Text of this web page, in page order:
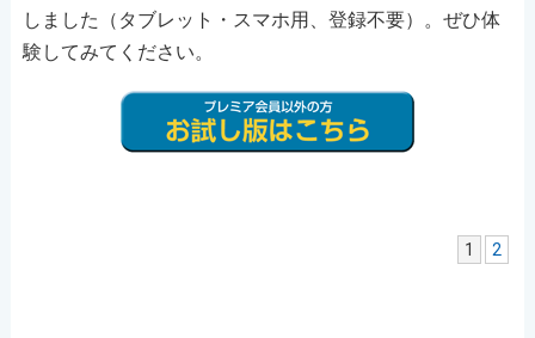
しました（タブレット・スマホ用、登録不要）。ぜひ体
験してみてください。
1 2